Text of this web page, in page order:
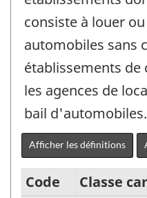
consiste à louer
automobiles sans
établissements de
les agences de
bail d'automobiles.
Afficher les définitions
Code
Classe